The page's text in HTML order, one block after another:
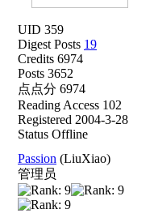
UID 359
Digest Posts 19
Credits 6974
Posts 3652
点点分 6974
Reading Access 102
Registered 2004-3-28
Status Offline
Passion (LiuXiao)
管理员